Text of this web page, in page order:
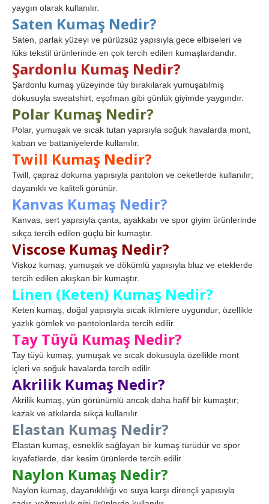
yaygın olarak kullanılır.
Saten Kumaş Nedir?
Saten, parlak yüzeyi ve pürüzsüz yapısıyla gece elbiseleri ve
lüks tekstil ürünlerinde en çok tercih edilen kumaşlardandır.
Şardonlu Kumaş Nedir?
Şardonlu kumaş yüzeyinde tüy bırakılarak yumuşatılmış
dokusuyla sweatshirt, eşofman gibi günlük giyimde yaygındır.
Polar Kumaş Nedir?
Polar, yumuşak ve sıcak tutan yapısıyla soğuk havalarda mont,
kaban ve battaniyelerde kullanılır.
Twill Kumaş Nedir?
Twill, çapraz dokuma yapısıyla pantolon ve ceketlerde kullanılır;
dayanıklı ve kaliteli görünür.
Kanvas Kumaş Nedir?
Kanvas, sert yapısıyla çanta, ayakkabı ve spor giyim ürünlerinde
sıkça tercih edilen güçlü bir kumaştır.
Viscose Kumaş Nedir?
Viskoz kumaş, yumuşak ve dökümlü yapısıyla bluz ve eteklerde
tercih edilen akışkan bir kumaştır.
Linen (Keten) Kumaş Nedir?
Keten kumaş, doğal yapısıyla sıcak iklimlere uygundur; özellikle
yazlık gömlek ve pantolonlarda tercih edilir.
Tay Tüyü Kumaş Nedir?
Tay tüyü kumaş, yumuşak ve sıcak dokusuyla özellikle mont
içleri ve soğuk havalarda tercih edilir.
Akrilik Kumaş Nedir?
Akrilik kumaş, yün görünümlü ancak daha hafif bir kumaştır;
kazak ve atkılarda sıkça kullanılır.
Elastan Kumaş Nedir?
Elastan kumaş, esneklik sağlayan bir kumaş türüdür ve spor
kıyafetlerde, dar kesim ürünlerde tercih edilir.
Naylon Kumaş Nedir?
Naylon kumaş, dayanıklılığı ve suya karşı dirençli yapısıyla